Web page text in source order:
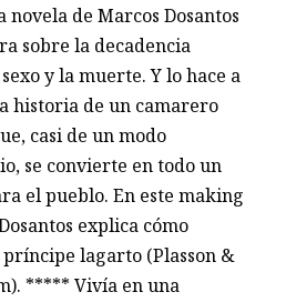
de Marcos Dosantos
sobre la decadencia
y la muerte. Y lo hace a
historia de un camarero
casi de un modo
se convierte en todo un
el pueblo. En este making
explica cómo
lagarto (Plasson &
***** Vivía en una